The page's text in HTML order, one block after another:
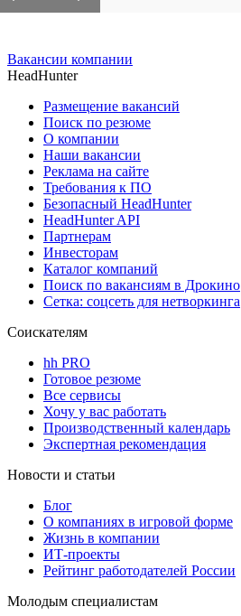
Вакансии компании
HeadHunter
Размещение вакансий
Поиск по резюме
О компании
Наши вакансии
Реклама на сайте
Требования к ПО
Безопасный HeadHunter
HeadHunter API
Партнерам
Инвесторам
Каталог компаний
Поиск по вакансиям в Дрокино
Сетка: соцсеть для нетворкинга
Соискателям
hh PRO
Готовое резюме
Все сервисы
Хочу у вас работать
Производственный календарь
Экспертная рекомендация
Новости и статьи
Блог
О компаниях в игровой форме
Жизнь в компании
ИТ-проекты
Рейтинг работодателей России
Молодым специалистам